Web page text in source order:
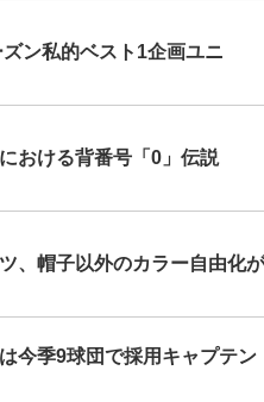
ン私的ベスト1企画ユニ
おける背番号「0」伝説
、帽子以外のカラー自由化
季9球団で採用キャプテン